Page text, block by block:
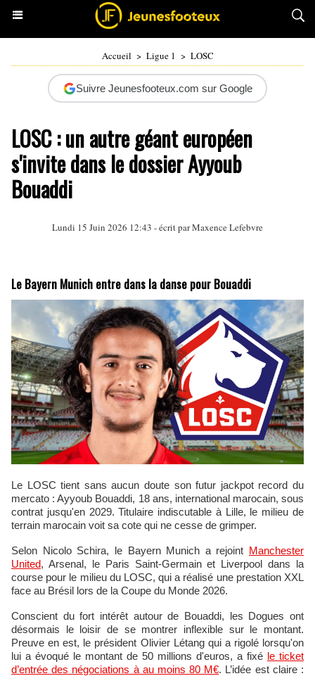
Accueil > Ligue 1 > LOSC
Suivre Jeunesfooteux.com sur Google
LOSC : un autre géant européen
s'invite dans le dossier Ayyoub
Bouaddi
Lundi 15 Juin 2026 12:43 - écrit parMaxence Lefebvre
Le Bayern Munich entre dans la danse pour Bouaddi
Le LOSC tient sans aucun doute son futur jackpot record du
mercato : Ayyoub Bouaddi, 18 ans, international marocain, sous
contrat jusqu'en 2029. Titulaire indiscutable à Lille, le milieu de
terrain marocain voit sa cote qui ne cesse de grimper.
Selon Nicolo Schira, le Bayern Munich a rejoint Manchester
United, Arsenal, le Paris Saint-Germain et Liverpool dans la
course pour le milieu du LOSC, qui a réalisé une prestation XXL
face au Brésil lors de la Coupe du Monde 2026.
Conscient du fort intérêt autour de Bouaddi, les Dogues ont
désormais le loisir de se montrer inflexible sur le montant.
Preuve en est, le président Olivier Létang qui a rigolé lorsqu'on
lui a évoqué le montant de 50 millions d'euros, a fixé le ticket
d’entrée des négociations à au moins 80 M€. L’idée est claire :